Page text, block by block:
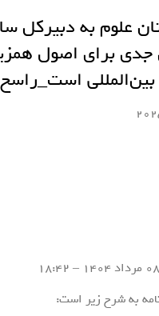
علوم به دبیرکل
جدی برای اصول
است_راسخ
به شرح زیر است: